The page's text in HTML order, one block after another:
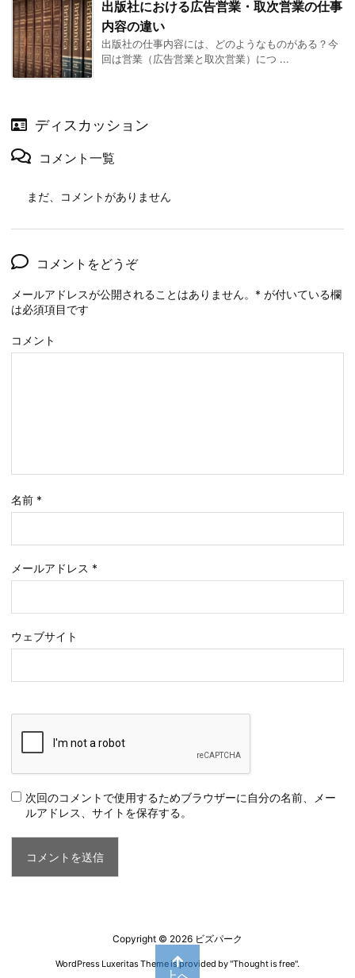
出版社における広告営業・取次営業の仕事
内容の違い
出版社の仕事内容には、どのようなものがある？今
回は営業（広告営業と取次営業）につ ...
ディスカッション
コメント一覧
まだ、コメントがありません
コメントをどうぞ
メールアドレスが公開されることはありません。 * が付いている欄
は必須項目です
コメント
名前 *
メールアドレス *
ウェブサイト
次回のコメントで使用するためブラウザーに自分の名前、メー
ルアドレス、サイトを保存する。
Copyright © 2026 ビズパーク
WordPress Luxeritas Theme is provided by "Thought is free".